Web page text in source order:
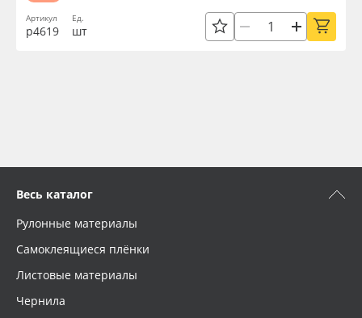
Артикул
р4619
Ед.
шт
Весь каталог
Рулонные материалы
Самоклеящиеся плёнки
Листовые материалы
Чернила